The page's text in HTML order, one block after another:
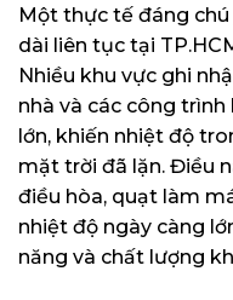
Một thực tế đáng
dài liên tục tại
Nhiều khu vực ghi
nhà và các công
lớn, khiến nhiệt độ
mặt trời đã lặn. Điều
điều hòa, quạt làm
nhiệt độ ngày càng
năng và chất lượng